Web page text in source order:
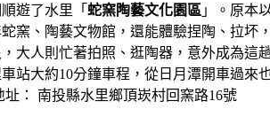
遊了水里「 蛇窯陶藝文化園區 」。原本
窯、陶藝文物館，還能體驗捏陶、拉
大人則忙著拍照、逛陶器，意外成為這
站大約10分鐘車程，從日月潭開車過
： 南投縣水里鄉頂崁村回窯路16號